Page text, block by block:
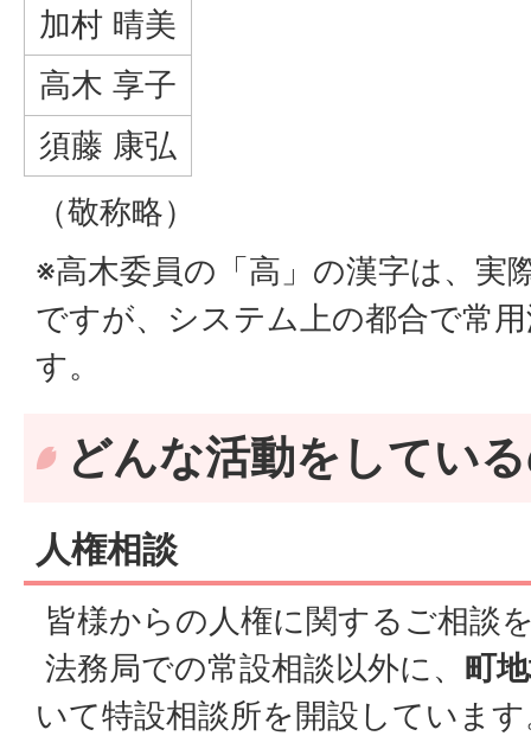
加村 晴美
高木 享子
須藤 康弘
（敬称略）
※高木委員の「高」の漢字は、実
ですが、システム上の都合で常
す。
どんな活動をしてい
人権相談
皆様からの人権に関するご相談
法務局での常設相談以外に、 町
いて特設相談所を開設していま